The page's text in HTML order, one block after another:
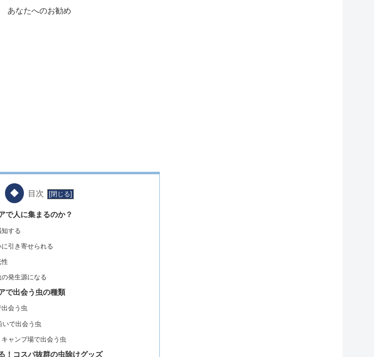
あなたへのお勧め
目次
で人に集まるのか？
する
引き寄せられる
発生源になる
で出会う虫の種類
会う虫
で出会う虫
ャンプ場で出会う虫
！コスパ抜群の虫除けグッズ